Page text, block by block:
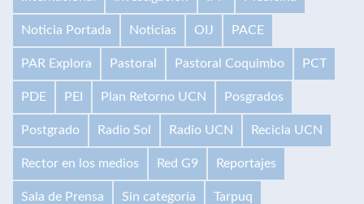
Noticia Portada Noticias OIJ PACE
PAR Explora Pastoral Pastoral Coquimbo PCT
PDE PEI Plan Retorno UCN Posgrados
Postgrado Radio Sol Radio UCN Recicla UCN
Rector en los medios Red G9 Reportajes
Sala de Prensa Sin categoría Tarpuq